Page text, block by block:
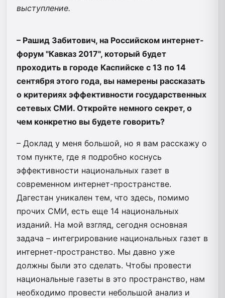
выступление.
– Рашид Забитович, на Российском интернет-
форум "Кавказ 2017", который будет
проходить в городе Каспийске с 13 по 14
сентября этого года, вы намерены рассказать
о критериях эффективности государственных
сетевых СМИ. Откройте немного секрет, о
чем конкретно вы будете говорить?
– Доклад у меня большой, но я вам расскажу о
том пункте, где я подробно коснусь
эффективности национальных газет в
современном интернет-пространстве.
Дагестан уникален тем, что здесь, помимо
прочих СМИ, есть еще 14 национальных
изданий. На мой взгляд, сегодня основная
задача – интегрирование национальных газет в
интернет-пространство. Мы давно уже
должны были это сделать. Чтобы провести
национальные газеты в это пространство, нам
необходимо провести небольшой анализ и